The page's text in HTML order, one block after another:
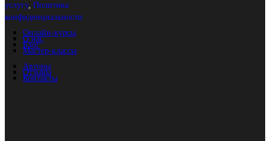
услугу, Политика
конфиденциальности
Онлайн-курсы
О нас
Блог
Мастер-классы
Авторы
Отзывы
Контакты